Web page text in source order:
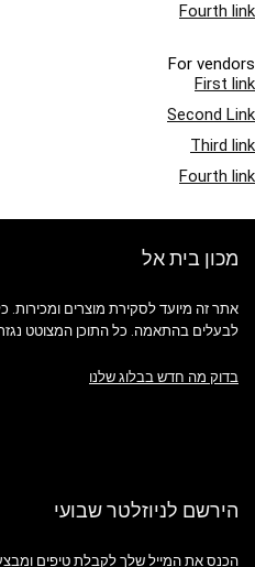
Fourth link
For vendors
First link
Second Link
Third link
Fourth link
מכון בית אל
אתר זה מיועד לסקירת מוצרים ומכירות.
לבעלים בהתאמה. כל התוכן המצוטט
בדוק מה חדש בבלוג שלנו
הירשם לניוזלטר שבועי
הכנס את המייל שלך לקבלת טיפים